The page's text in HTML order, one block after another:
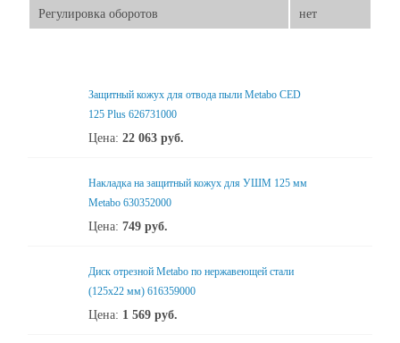
Регулировка оборотов нет
Защитный кожух для отвода пыли Metabo CED
125 Plus 626731000
Цена: 22 063 руб.
Накладка на защитный кожух для УШМ 125 мм
Metabo 630352000
Цена: 749 руб.
Диск отрезной Metabo по нержавеющей стали
(125x22 мм) 616359000
Цена: 1 569 руб.